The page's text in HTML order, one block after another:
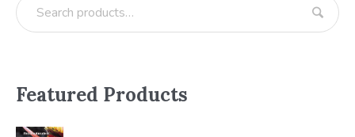
Featured Products